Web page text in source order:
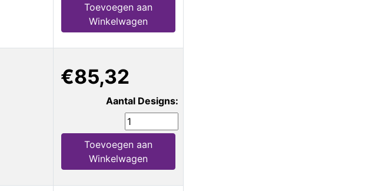
Toevoegen aan
Winkelwagen
€85,32
Aantal Designs:
Toevoegen aan
Winkelwagen